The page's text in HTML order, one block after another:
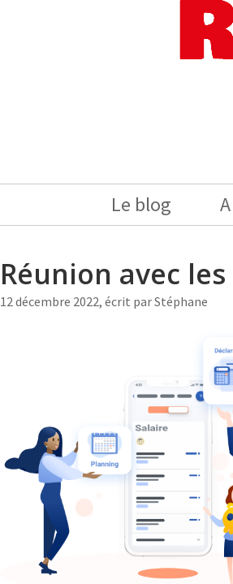
Le blog
Réunion avec les
12 décembre 2022, écrit parStéphane